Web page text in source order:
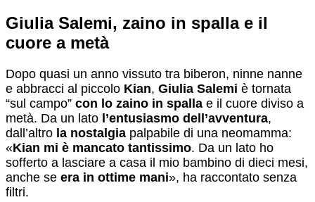
Giulia Salemi, zaino in spalla e il
cuore a metà
Dopo quasi un anno vissuto tra biberon, ninne nanne
e abbracci al piccolo Kian, Giulia Salemi è tornata
“sul campo” con lo zaino in spalla e il cuore diviso a
metà. Da un lato l’entusiasmo dell’avventura,
dall’altro la nostalgia palpabile di una neomamma:
«Kian mi è mancato tantissimo. Da un lato ho
sofferto a lasciare a casa il mio bambino di dieci mesi,
anche se era in ottime mani», ha raccontato senza
filtri.